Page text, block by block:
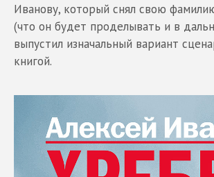
Иванову, который снял свою
(что он будет проделывать и в
выпустил изначальный вариант
книгой.